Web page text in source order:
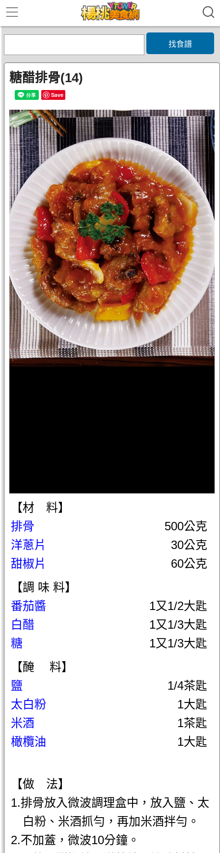
找食譜
糖醋排骨(14)
Save
【材 料】
排骨
500公克
洋蔥片
30公克
甜椒片
60公克
【調 味 料】
番茄醬
1又1/2大匙
白醋
1又1/3大匙
糖
1又1/3大匙
【醃 料】
鹽
1/4茶匙
太白粉
1大匙
米酒
1茶匙
橄欖油
1大匙
【做 法】
1.排骨放入微波調理盒中，放入鹽、太
白粉、米酒抓勻，再加米酒拌勻。
2.不加蓋，微波10分鐘。